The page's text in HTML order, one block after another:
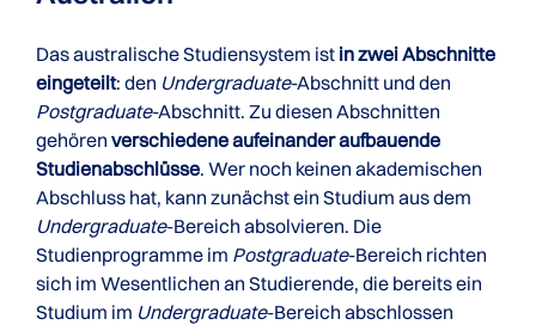
Das australische Studiensystem ist in zwei Abschnitte
eingeteilt: den Undergraduate-Abschnitt und den
Postgraduate-Abschnitt. Zu diesen Abschnitten
gehören verschiedene aufeinander aufbauende
Studienabschlüsse. Wer noch keinen akademischen
Abschluss hat, kann zunächst ein Studium aus dem
Undergraduate-Bereich absolvieren. Die
Studienprogramme im Postgraduate-Bereich richten
sich im Wesentlichen an Studierende, die bereits ein
Studium im Undergraduate-Bereich abschlossen